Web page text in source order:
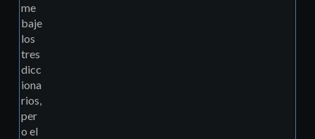
me
baje
los
tres
dicc
iona
rios,
per
o el